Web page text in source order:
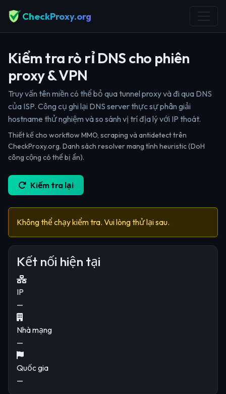
CheckProxy.org
Kiểm tra rò rỉ DNS cho phiên
proxy & VPN
Truy vấn tên miền có thể bỏ qua tunnel proxy và đi qua DNS
của ISP. Công cụ ghi lại DNS server thực sự phân giải
hostname thử nghiệm và so sánh vị trí địa lý với IP thoát.
Thiết kế cho workflow MMO, scraping và antidetect trên
CheckProxy.org. Danh sách resolver mang tính heuristic (DoH
công cộng có thể bị ẩn).
Kiểm tra lại
Không thể chạy kiểm tra. Vui lòng thử lại sau.
Kết nối hiện tại
IP
—
Nhà mạng
—
Quốc gia
—